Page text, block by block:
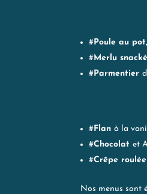
# Poule au pot,
#Merlu
# Parmentier
# Flanà la
#Chocolatet
#Crêpe
Nos menus sont